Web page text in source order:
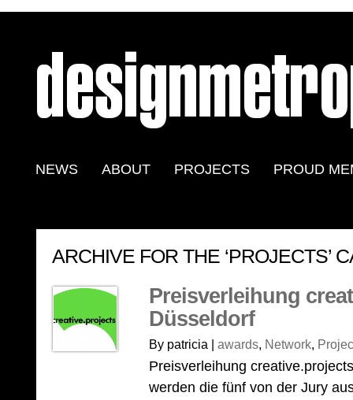
NEWS ABOUT PROJECTS PROUD
ARCHIVE FOR THE ‘PROJECTS’
Preisverleihung
Düsseldorf
By patricia | awards, Network,
Preisverleihung
werden die fünf von der Jury